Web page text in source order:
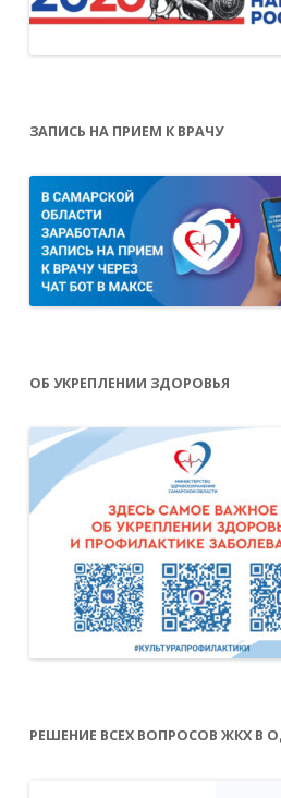
ЗАПИСЬ НА ПРИЕМ К ВРАЧУ
ОБ УКРЕПЛЕНИИ ЗДОРОВЬЯ
РЕШЕНИЕ ВСЕХ ВОПРОСОВ ЖКХ